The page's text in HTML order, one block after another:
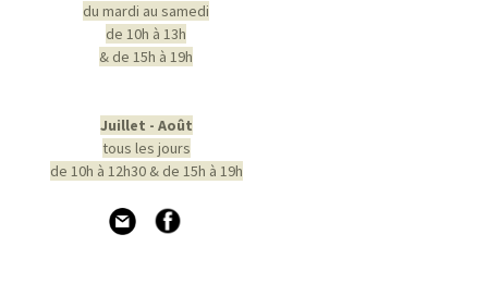
du mardi au samedi
de 10h à 13h
& de 15h à 19h
Juillet - Août
tous les jours
de 10h à 12h30 & de 15h à 19h